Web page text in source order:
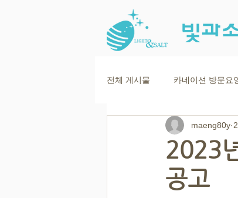
전체 게시물 카네이션 방문요
2023
공고
maeng80y